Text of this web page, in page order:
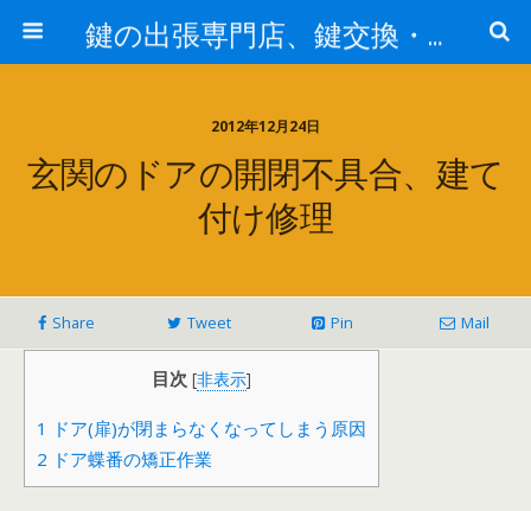
鍵の出張専門店、鍵交換・修理が格安料金/東京・埼玉・さいたま市
2012年12月24日
玄関のドアの開閉不具合、建て
付け修理
Share Tweet Pin Mail
目次 [非表示]
1
ドア(扉)が閉まらなくなってしまう原因
2 ドア蝶番の矯正作業